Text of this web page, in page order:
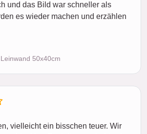
und das Bild war schneller als
es wieder machen und erzählen
50x40cm
vielleicht ein bisschen teuer. Wir